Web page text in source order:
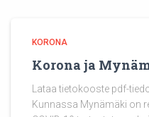
KORONA
Korona ja
Lataa tietokooste pdf-
Kunnassa Mynämäki on